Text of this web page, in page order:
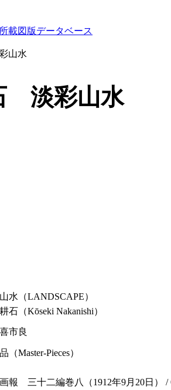
載図版データベース
山水
淡彩山水
水（LANDSCAPE）
石（Kōseki Nakanishi）
市良
（Master-Pieces）
報 三十二編巻八（1912年9月20日） /